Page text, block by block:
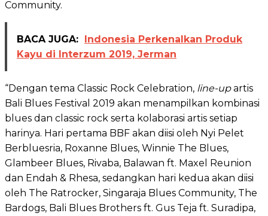
Community.
BACA JUGA: Indonesia Perkenalkan Produk
Kayu di Interzum 2019, Jerman
“Dengan tema Classic Rock Celebration, line-upartis
Bali Blues Festival 2019 akan menampilkan kombinasi
blues dan classic rock serta kolaborasi artis setiap
harinya. Hari pertama BBF akan diisi oleh Nyi Pelet
Berbluesria, Roxanne Blues, Winnie The Blues,
Glambeer Blues, Rivaba, Balawan ft. Maxel Reunion
dan Endah & Rhesa, sedangkan hari kedua akan diisi
oleh The Ratrocker, Singaraja Blues Community, The
Bardogs, Bali Blues Brothers ft. Gus Teja ft. Suradipa,